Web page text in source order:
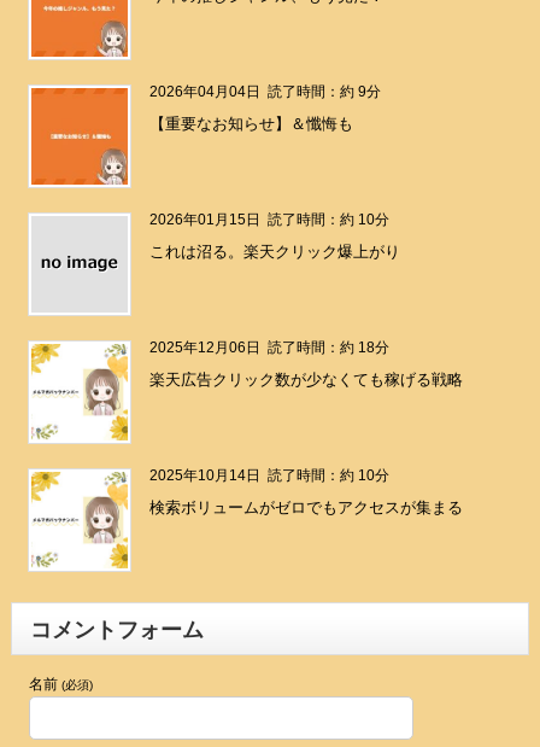
2026年04月04日 読了時間：約 9分
【重要なお知らせ】＆懺悔も
2026年01月15日 読了時間：約 10分
これは沼る。楽天クリック爆上がり
2025年12月06日 読了時間：約 18分
楽天広告クリック数が少なくても稼げる戦略
2025年10月14日 読了時間：約 10分
検索ボリュームがゼロでもアクセスが集まる
コメントフォーム
名前 (必須)